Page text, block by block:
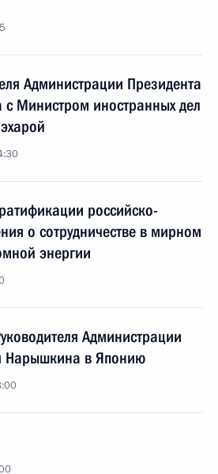
Администрации Президента
Министром иностранных дел
российско-
о сотрудничестве в мирном
энергии
Администрации
Нарышкина в Японию